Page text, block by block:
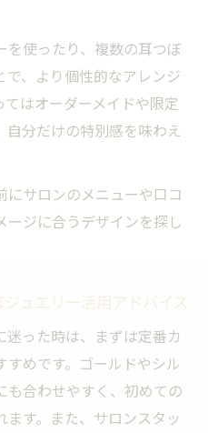
使ったり、複数の耳つぼ
、より個性的なアレンジ
はオーダーメイドや限定
分だけの特別感を味わえ
サロンのメニューや口コ
ージに合うデザインを探し
ュエリー活用アドバイス
った時は、まずは定番カ
めです。ゴールドやシル
合わせやすく、初めての
す。また、サロンスタッ